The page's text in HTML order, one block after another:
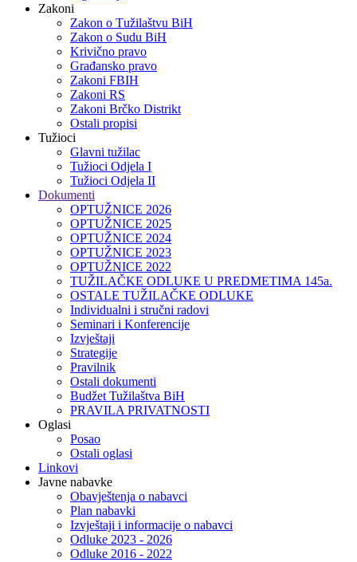
Zakoni
Zakon o Тužilaštvu BiH
Zakon o Sudu BiH
Krivično pravo
Građansko pravo
Zakoni FBIH
Zakoni RS
Zakoni Brčko Distrikt
Ostali propisi
Tužioci
Glavni tužilac
Tužioci Odjela I
Tužioci Odjela II
Dokumenti
OPTUŽNICE 2026
OPTUŽNICE 2025
OPTUŽNICE 2024
OPTUŽNICE 2023
OPTUŽNICE 2022
TUŽILAČKE ODLUKE U PREDMETIMA 145a.
OSTALE TUŽILAČKE ODLUKE
Individualni i stručni radovi
Seminari i Konferencije
Izvještaji
Strategije
Pravilnik
Ostali dokumenti
Budžet Tužilaštva BiH
PRAVILA PRIVATNOSTI
Oglasi
Posao
Ostali oglasi
Linkovi
Javne nabavke
Obavještenja o nabavci
Plan nabavki
Izvještaji i informacije o nabavci
Odluke 2023 - 2026
Odluke 2016 - 2022